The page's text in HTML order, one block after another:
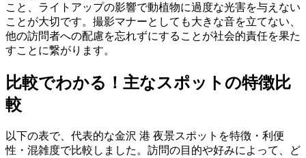
こと、ライトアップの影響で動植物に過度な光害を与えない
ことが大切です。撮影マナーとしても大きな音を立てない、
他の訪問者への配慮を忘れずにすることが社会的責任を果た
すことに繋がります。
比較でわかる！主なスポットの特徴比
較
以下の表で、代表的な金沢 港 夜景スポットを特徴・利便
性・混雑度で比較しました。訪問の目的や好みによって、ど